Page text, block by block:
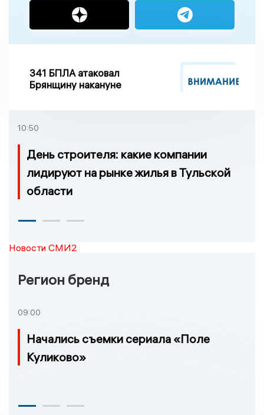
341 БПЛА атаковал
Брянщину накануне
10:50
День строителя: какие компании
лидируют на рынке жилья в Тульской
области
Новости СМИ2
Регион бренд
09:00
Начались съемки сериала «Поле
Куликово»